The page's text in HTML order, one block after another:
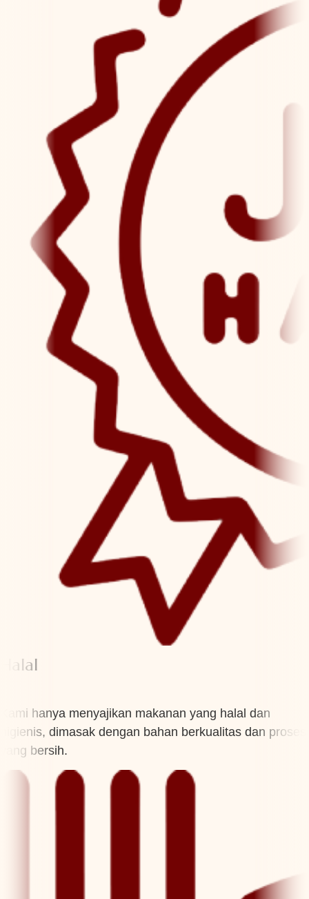
Halal
Kami hanya menyajikan makanan yang halal dan
higienis, dimasak dengan bahan berkualitas dan proses
yang bersih.